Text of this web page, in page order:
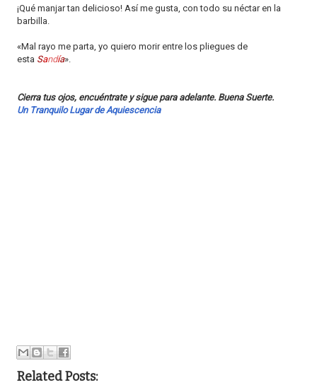
¡Qué manjar tan delicioso! Así me gusta, con todo su néctar en la
barbilla.
«Mal rayo me parta, yo quiero morir entre los pliegues de
esta Sandía».
Cierra tus ojos, encuéntrate y sigue para adelante. Buena Suerte.
Un Tranquilo Lugar de Aquiescencia
Related Posts: